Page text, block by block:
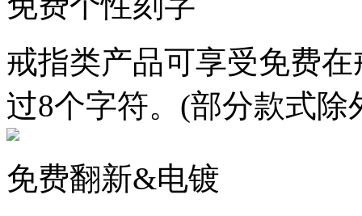
戒指类产品可享受免费
过8个字符。(部分款式
免费翻新&电镀